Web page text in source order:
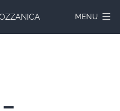
MENU